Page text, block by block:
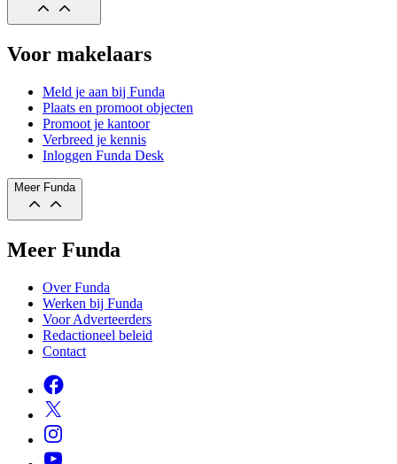
Voor makelaars
Meld je aan bij Funda
Plaats en promoot objecten
Promoot je kantoor
Verbreed je kennis
Inloggen Funda Desk
Meer Funda
Meer Funda
Over Funda
Werken bij Funda
Voor Adverteerders
Redactioneel beleid
Contact